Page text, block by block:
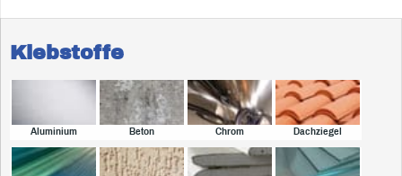
Klebstoffe
Aluminium Beton Chrom Dachziegel